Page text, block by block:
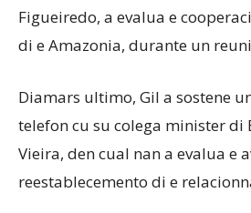
Figueiredo, a evalua e
di e Amazonia, durante un
Diamars ultimo, Gil a sostene
telefon cu su colega minister di
Vieira, den cual nan a evalua e
reestablecemento di e